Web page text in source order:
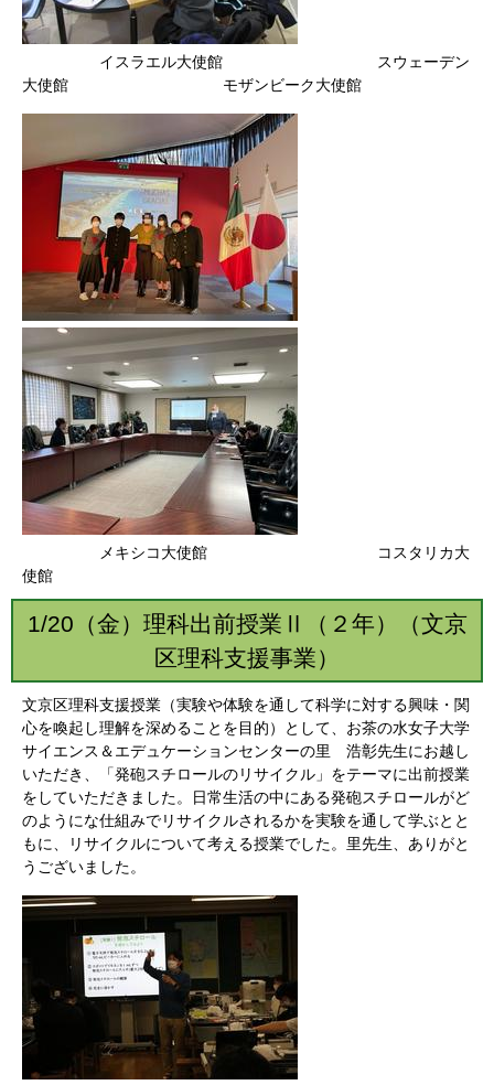
イスラエル大使館 スウェーデン
大使館 モザンビーク大使館
メキシコ大使館 コスタリカ大
使館
1/20（金）理科出前授業Ⅱ（２年）（文京
区理科支援事業）
文京区理科支援授業（実験や体験を通して科学に対する興味・関
心を喚起し理解を深めることを目的）として、お茶の水女子大学
サイエンス＆エデュケーションセンターの里 浩彰先生にお越し
いただき、「発砲スチロールのリサイクル」をテーマに出前授業
をしていただきました。日常生活の中にある発砲スチロールがど
のようにな仕組みでリサイクルされるかを実験を通して学ぶとと
もに、リサイクルについて考える授業でした。里先生、ありがと
うございました。